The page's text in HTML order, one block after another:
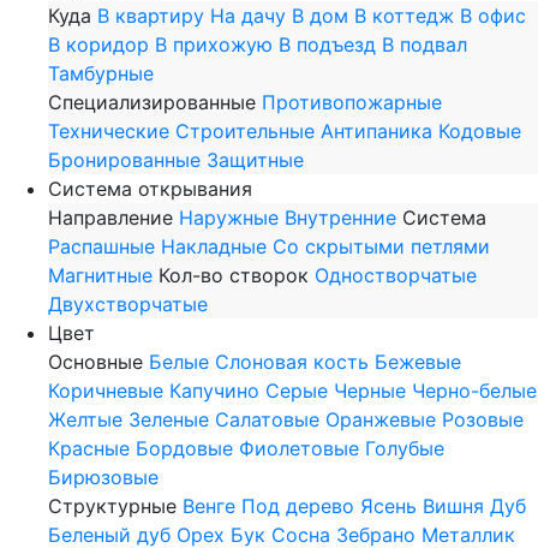
Куда В квартиру На дачу В дом В коттедж В офис
В коридор В прихожую В подъезд В подвал
Тамбурные
Специализированные Противопожарные
Технические Строительные Антипаника Кодовые
Бронированные Защитные
Система открывания
Направление Наружные Внутренние Система
Распашные Накладные Со скрытыми петлями
Магнитные Кол-во створок Одностворчатые
Двухстворчатые
Цвет
Основные Белые Слоновая кость Бежевые
Коричневые Капучино Серые Черные Черно-белые
Желтые Зеленые Салатовые Оранжевые Розовые
Красные Бордовые Фиолетовые Голубые
Бирюзовые
Структурные Венге Под дерево Ясень Вишня Дуб
Беленый дуб Орех Бук Сосна Зебрано Металлик